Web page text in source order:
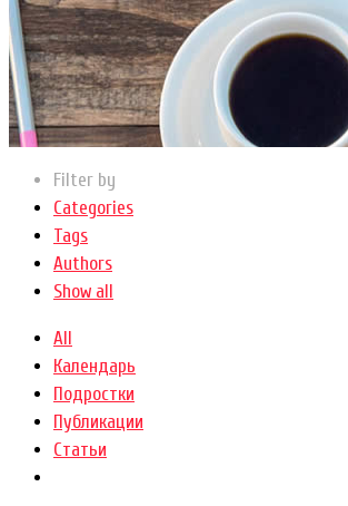
Filter by
Categories
Tags
Authors
Show all
All
Календарь
Подростки
Публикации
Статьи